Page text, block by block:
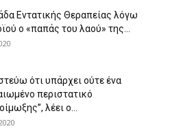
Εντατικής Θεραπείας λόγω
ο «παπάς του λαού» της...
ότι υπάρχει ούτε ένα
περιστατικό
λέει ο...